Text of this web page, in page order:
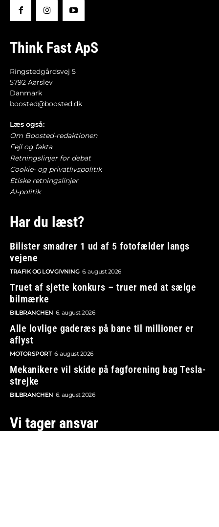
Think Fast ApS
Ringstedgårdsvej 5
5792 Aarslev
Danmark
boosted@boosted.dk
Læs også:
Om Boosted-redaktionen
Fejl og fakta
Retningslinjer for debat
Cookie- og privatlivspolitik
Etiske retningslinjer
AI-politik
Har du læst?
Bilister smadrer 1 ud af 5 fotofælder langs
vejene
TRAFIK OG LOVGIVNING 6. august 2026
Truet af sjette konkurs – truer med at sælge
bilmærke
BILBRANCHEN 6. august 2026
Alle lovlige gaderæs på bane til millioner er
aflyst
MOTORSPORT 6. august 2026
Mekanikere vil skide på fagforening bag Tesla-
strejke
BILBRANCHEN 6. august 2026
Vi tager ansvar